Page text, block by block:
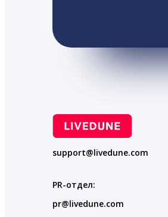
support@livedune.com
PR-отдел:
pr@livedune.com